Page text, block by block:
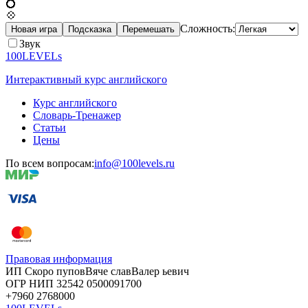
💍
💠
Новая игра Подсказка Перемешать Сложность:
Звук
100LEVELs
Интерактивный курс английского
Курс английского
Словарь-Тренажер
Статьи
Цены
По всем вопросам:info@100levels.ru
Правовая информация
ИП Скоро пуповВяче славВалер ьевич
ОГР НИП 32542 0500091700
+7960 2768000